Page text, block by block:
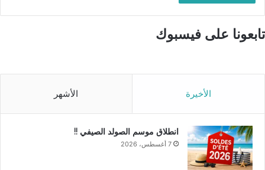
تابعونا على فيسبوك
الأخيرة الأشهر
انطلاق موسم الصولد الصيفي !!
7 أغسطس، 2026